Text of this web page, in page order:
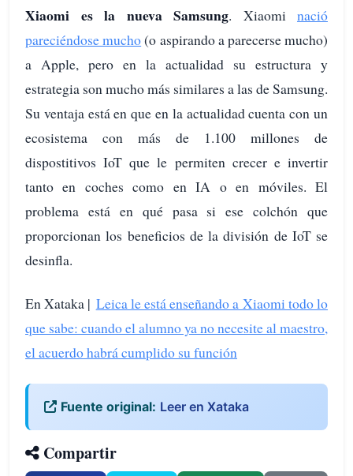
Xiaomi es la nueva Samsung. Xiaomi nació
pareciéndose mucho(o aspirando a parecerse mucho)
a Apple, pero en la actualidad su estructura y
estrategia son mucho más similares a las de Samsung.
Su ventaja está en que en la actualidad cuenta con un
ecosistema con más de 1.100 millones de
dispostitivos IoT que le permiten crecer e invertir
tanto en coches como en IA o en móviles. El
problema está en qué pasa si ese colchón que
proporcionan los beneficios de la división de IoT se
desinfla.
En Xataka | Leica le está enseñando a Xiaomi todo lo
que sabe: cuando el alumno ya no necesite al maestro,
el acuerdo habrá cumplido su función
Fuente original: Leer en Xataka
Compartir